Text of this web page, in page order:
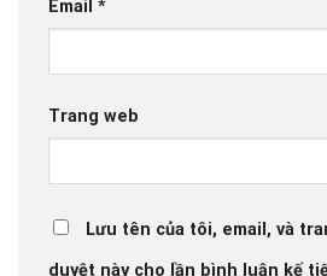
Email *
Trang web
Lưu tên của tôi, email, và
duyệt này cho lần bình luận kế